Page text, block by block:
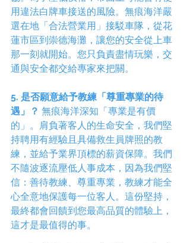
用違法白牌車接送的風險。無痕海洋嚴
選在地「合法營業用」接駁車隊，從花
蓮市區到崇德海灘，讓您的安全從上車
那一刻就開始。您只負責盡情玩樂，交
通與安全都交給專家來把關。
5. 是否願意給予教練「尊重專業的待
遇」？ 無痕海洋深知「專業是有價
的」。肩負著客人的生命安全，我們堅
持聘用有經驗且具備救生員牌照的教
練，並給予業界頂標的薪資保障。我們
不隨波逐流壓低人事成本，因為我們堅
信：善待教練、尊重專業，教練才能全
心全意地保護每一位客人。這份堅持，
最終都會回饋到您最高品質的體驗上，
這才是最值得的事。